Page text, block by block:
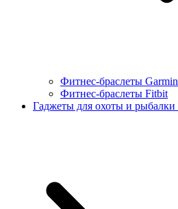
Фитнес-браслеты Garmin
Фитнес-браслеты Fitbit
Гаджеты для охоты и рыбалки